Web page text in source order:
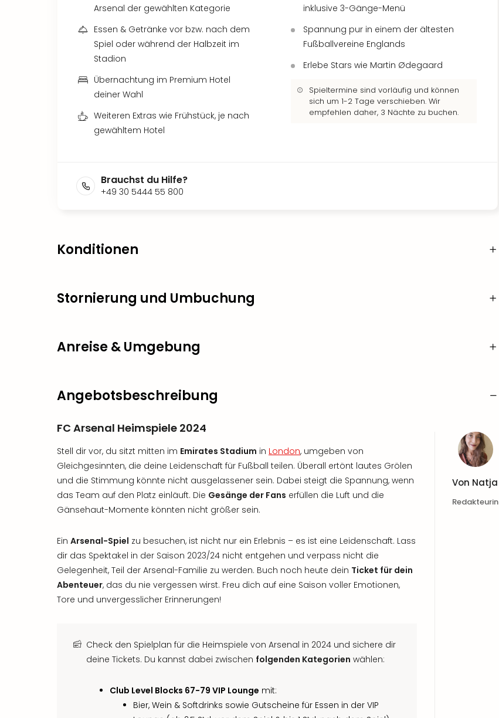
Arsenal der gewählten Kategorie
Essen & Getränke vor bzw. nach dem
Spiel oder während der Halbzeit im
Stadion
Übernachtung im Premium Hotel
deiner Wahl
Weiteren Extras wie Frühstück, je nach
gewähltem Hotel
inklusive 3-Gänge-Menü
Spannung pur in einem der ältesten
Fußballvereine Englands
Erlebe Stars wie Martin Ødegaard
Spieltermine sind vorläufig und können
sich um 1-2 Tage verschieben. Wir
empfehlen daher, 3 Nächte zu buchen.
Brauchst du Hilfe?
+49 30 5444 55 800
Konditionen
Stornierung und Umbuchung
Anreise & Umgebung
Angebotsbeschreibung
FC Arsenal Heimspiele 2024
Stell dir vor, du sitzt mitten im Emirates Stadium in London, umgeben von
Gleichgesinnten, die deine Leidenschaft für Fußball teilen. Überall ertönt lautes Grölen
und die Stimmung könnte nicht ausgelassener sein. Dabei steigt die Spannung, wenn
das Team auf den Platz einläuft. Die Gesänge der Fans erfüllen die Luft und die
Gänsehaut-Momente könnten nicht größer sein.
Ein Arsenal-Spiel zu besuchen, ist nicht nur ein Erlebnis – es ist eine Leidenschaft. Lass
dir das Spektakel in der Saison 2023/24 nicht entgehen und verpass nicht die
Gelegenheit, Teil der Arsenal-Familie zu werden. Buch noch heute dein Ticket für dein
Abenteuer, das du nie vergessen wirst. Freu dich auf eine Saison voller Emotionen,
Tore und unvergesslicher Erinnerungen!
Check den Spielplan für die Heimspiele von Arsenal in 2024 und sichere dir
deine Tickets. Du kannst dabei zwischen folgenden Kategorien wählen:
Club Level Blocks 67-79 VIP Lounge mit:
Bier, Wein & Softdrinks sowie Gutscheine für Essen in der VIP
Von Natja
Redakteurin